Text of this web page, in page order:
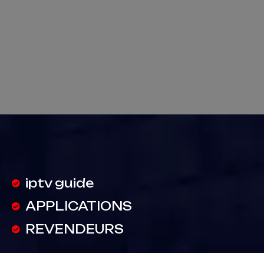
iptv guide
APPLICATIONS
REVENDEURS